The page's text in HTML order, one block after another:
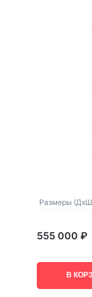
Размеры
555 000 ₽
В